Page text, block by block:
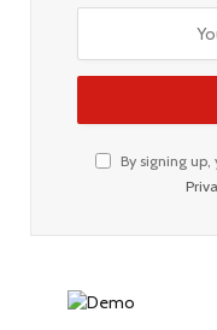
By signing